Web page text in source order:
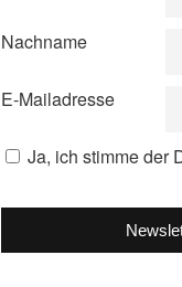
Nachname
E-Mailadresse
Ja, ich stimme der